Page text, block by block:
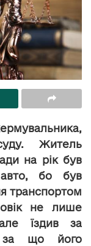
Житель
на рік був
бо був
транспортом
не лише
їздив за
за що його